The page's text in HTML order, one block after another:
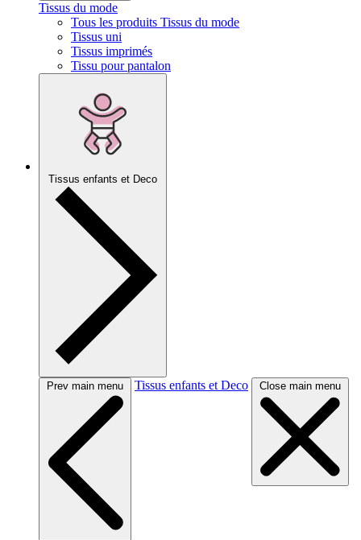
Tissus du mode
Tous les produits Tissus du mode
Tissus uni
Tissus imprimés
Tissu pour pantalon
Tissus enfants et Deco
Prev main menu Tissus enfants et Deco Close main menu